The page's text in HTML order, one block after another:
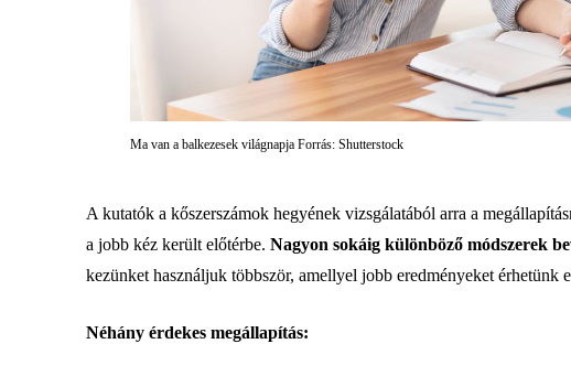
Ma van a balkezesek világnapja Forrás: Shutterstock
A kutatók a kőszerszámok hegyének vizsgálatából arra a
a jobb kéz került előtérbe. Nagyon sokáig különböző módszerek
kezünket használjuk többször, amellyel jobb eredményeket érhetünk
Néhány érdekes megállapítás: